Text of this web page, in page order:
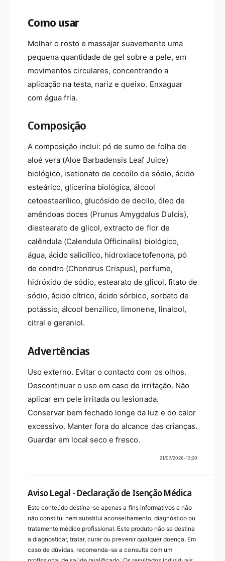
Como usar
Molhar o rosto e massajar suavemente uma
pequena quantidade de gel sobre a pele, em
movimentos circulares, concentrando a
aplicação na testa, nariz e queixo. Enxaguar
com água fria.
Composição
A composição inclui: pó de sumo de folha de
aloé vera (Aloe Barbadensis Leaf Juice)
biológico, isetionato de cocoílo de sódio, ácido
esteárico, glicerina biológica, álcool
cetoestearílico, glucósido de decilo, óleo de
amêndoas doces (Prunus Amygdalus Dulcis),
diestearato de glicol, extracto de flor de
calêndula (Calendula Officinalis) biológico,
água, ácido salicílico, hidroxiacetofenona, pó
de condro (Chondrus Crispus), perfume,
hidróxido de sódio, estearato de glicol, fitato de
sódio, ácido cítrico, ácido sórbico, sorbato de
potássio, álcool benzílico, limonene, linalool,
citral e geraniol.
Advertências
Uso externo. Evitar o contacto com os olhos.
Descontinuar o uso em caso de irritação. Não
aplicar em pele irritada ou lesionada.
Conservar bem fechado longe da luz e do calor
excessivo. Manter fora do alcance das crianças.
Guardar em local seco e fresco.
21/07/2026-13:20
Aviso Legal - Declaração de Isenção Médica
Este conteúdo destina-se apenas a fins informativos e não
não constitui nem substitui aconselhamento, diagnóstico ou
tratamento médico profissional. Este produto não se destina
a diagnosticar, tratar, curar ou prevenir qualquer doença. Em
caso de dúvidas, recomenda-se a consulta com um